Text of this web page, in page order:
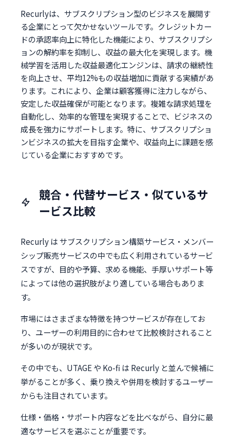
Recurlyは、サブスクリプション型のビジネスを展開す
る企業にとって欠かせないツールです。クレジットカー
ドの承認率向上に特化した機能により、サブスクリプシ
ョンの解約率を抑制し、収益の最大化を実現します。機
械学習を活用した収益最適化エンジンは、請求の継続性
を向上させ、平均12%もの収益増加に貢献する実績があ
ります。これにより、企業は顧客獲得に注力しながら、
安定した収益確保が可能となります。複雑な請求処理を
自動化し、効率的な管理を実現することで、ビジネスの
成長を強力にサポートします。特に、サブスクリプショ
ンビジネスの拡大を目指す企業や、収益向上に課題を感
じている企業におすすめです。
競合・代替サービス・似ているサ
ービス比較
Recurly は サブスクリプション構築サービス・メンバー
シップ販売サービスの中でも広く利用されているサービ
スですが、目的や予算、求める機能、手厚いサポート等
によっては他の選択肢がより適している場合もありま
す。
市場にはさまざまな特徴を持つサービスが存在してお
り、ユーザーの利用目的に合わせて比較検討されること
が多いのが現状です。
その中でも、UTAGE や Ko-fi は Recurly と並んで候補に
挙がることが多く、乗り換えや併用を検討するユーザー
からも注目されています。
仕様・価格・サポート内容などを比べながら、自分に最
適なサービスを選ぶことが重要です。